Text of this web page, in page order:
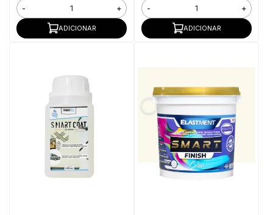
- +
ADICIONAR
- +
ADICIONAR